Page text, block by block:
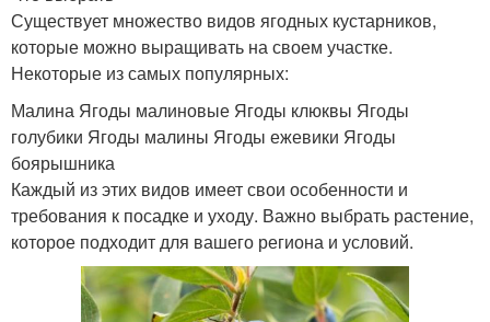
Существует множество видов ягодных кустарников,
которые можно выращивать на своем участке.
Некоторые из самых популярных:
Малина Ягоды малиновые Ягоды клюквы Ягоды
голубики Ягоды малины Ягоды ежевики Ягоды
боярышника
Каждый из этих видов имеет свои особенности и
требования к посадке и уходу. Важно выбрать растение,
которое подходит для вашего региона и условий.